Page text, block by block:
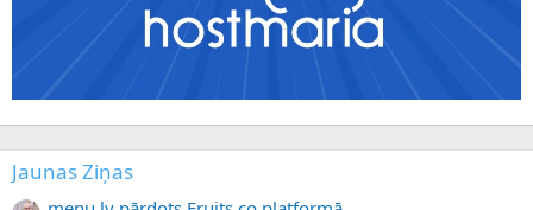
Jaunas Ziņas